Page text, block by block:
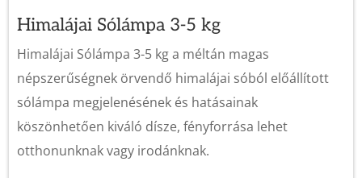
Himalájai Sólámpa 3-5 kg
Himalájai Sólámpa 3-5 kg a méltán magas
népszerűségnek örvendő himalájai sóból előállított
sólámpa megjelenésének és hatásainak
köszönhetően kiváló dísze, fényforrása lehet
otthonunknak vagy irodánknak.